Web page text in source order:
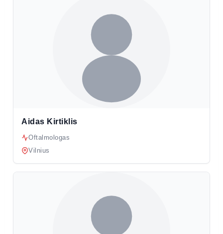
Aidas Kirtiklis
Oftalmologas
Vilnius